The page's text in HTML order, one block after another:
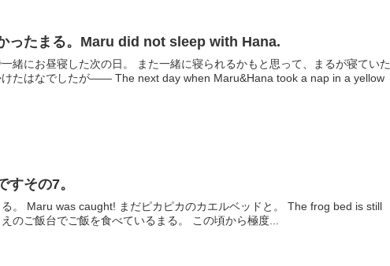
ったまる。Maru did not sleep with Hana.
緒にお昼寝した次の日。 また一緒に寝られるかもと思って、まるが寝ていた
けたはなでしたが―― The next day when Maru&Hana took a nap in a yellow
すその7。
まだピカピカのカエルベッドと。 The frog bed is still
しらえのご飯台でご飯を食べているまる。 この頃から極度...